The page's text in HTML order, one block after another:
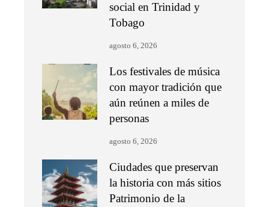
social en Trinidad y
Tobago
agosto 6, 2026
Los festivales de música
con mayor tradición que
aún reúnen a miles de
personas
agosto 6, 2026
Ciudades que preservan
la historia con más sitios
Patrimonio de la